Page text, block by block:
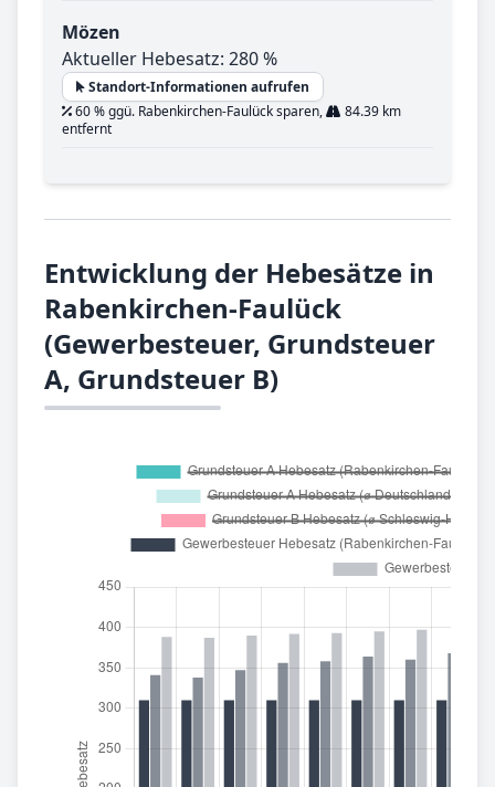
Mözen
Aktueller Hebesatz: 280 %
Standort-Informationen aufrufen
60 % ggü. Rabenkirchen-Faulück sparen,
84.39 km
entfernt
Entwicklung der Hebesätze in
Rabenkirchen-Faulück
(Gewerbesteuer, Grundsteuer
A, Grundsteuer B)